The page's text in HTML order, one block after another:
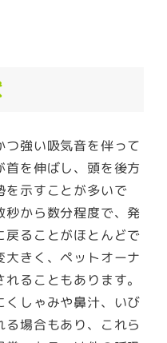
強い吸気音を伴って
を伸ばし、頭を後方
を示すことが多いで
秒から数分程度で、発
ることがほとんどで
きく、ペットオーナ
ることもあります。
くしゃみや鼻汁、いび
場合もあり、これら